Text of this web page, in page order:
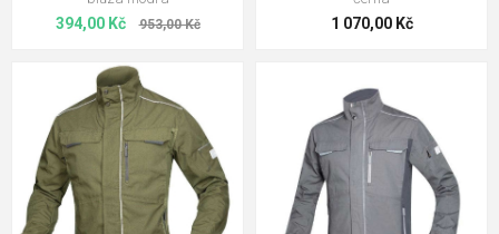
394,00 Kč 953,00 Kč 1 070,00 Kč